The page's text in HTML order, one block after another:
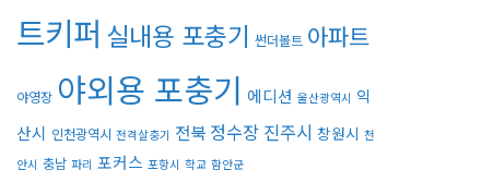
트키퍼 실내용 포충기 썬더볼트 아파트
야영장 야외용 포충기 에디션 울산광역시 익
산시 인천광역시 전격살충기 전북 정수장 진주시 창원시 천
안시 충남 파리 포커스 포항시 학교 함안군